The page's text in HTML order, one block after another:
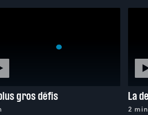
gros défis
2 min